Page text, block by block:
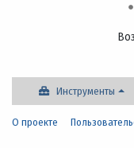
Инструменты
О проекте